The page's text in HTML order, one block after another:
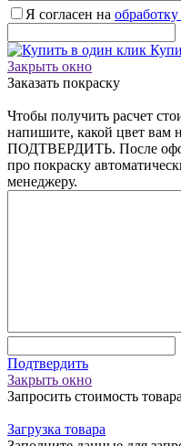
Я согласен на
Закрыть окно
Заказать покраску
Чтобы получить расчет
напишите, какой цвет вам
ПОДТВЕРДИТЬ. После
про покраску
менеджеру.
Подтвердить
Закрыть окно
Запросить стоимость товара
Загрузка товара